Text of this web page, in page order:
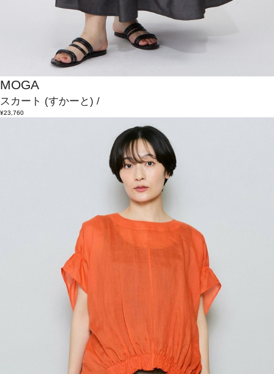
MOGA
スカート (すかーと) /
¥23,760